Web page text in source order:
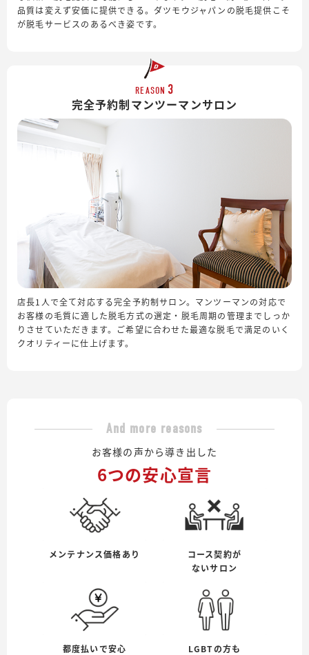
品質は変えず安価に提供できる。ダツモウジャパンの脱毛提供こそ
が脱毛サービスのあるべき姿です。
REASON 3
完全予約制マンツーマンサロン
店長1人で全て対応する完全予約制サロン。マンツーマンの対応で
お客様の毛質に適した脱毛方式の選定・脱毛周期の管理までしっか
りさせていただきます。ご希望に合わせた最適な脱毛で満足のいく
クオリティーに仕上げます。
And more reasons
お客様の声から導き出した
6つの安心宣言
メンテナンス価格あり
コース契約が
ないサロン
都度払いで安心
LGBTの方も